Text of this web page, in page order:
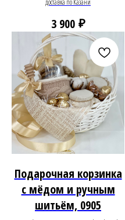
3 900 ₽
Подарочная корзинка
с мёдом и ручным
шитьём, 0905